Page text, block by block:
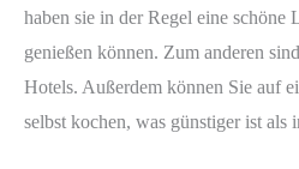
haben sie in der Regel eine schöne
genießen können. Zum anderen
Hotels. Außerdem können Sie auf
selbst kochen, was günstiger ist als